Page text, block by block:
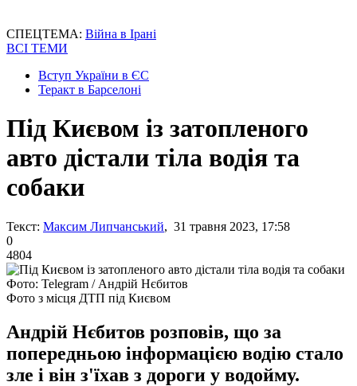
СПЕЦТЕМА: Війна в Ірані
ВСІ ТЕМИ
Вступ України в ЄС
Теракт в Барселоні
Під Києвом із затопленого
авто дістали тіла водія та
собаки
Текст: Максим Липчанський, 31 травня 2023, 17:58
0
4804
Фото: Telegram / Андрій Нєбитов
Фото з місця ДТП під Києвом
Андрій Нєбитов розповів, що за
попередньою інформацією водію стало
зле і він з'їхав з дороги у водойму.